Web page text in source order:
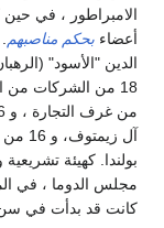
أعضاء بحكم مناصبهم
بولندا. كهيئة
مجلس الدوما ، في
كانت قد بدأت في